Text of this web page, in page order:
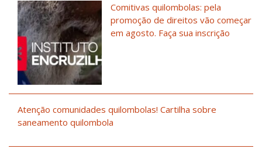
Comitivas quilombolas: pela
promoção de direitos vão começar
em agosto. Faça sua inscrição
Atenção comunidades quilombolas! Cartilha sobre
saneamento quilombola